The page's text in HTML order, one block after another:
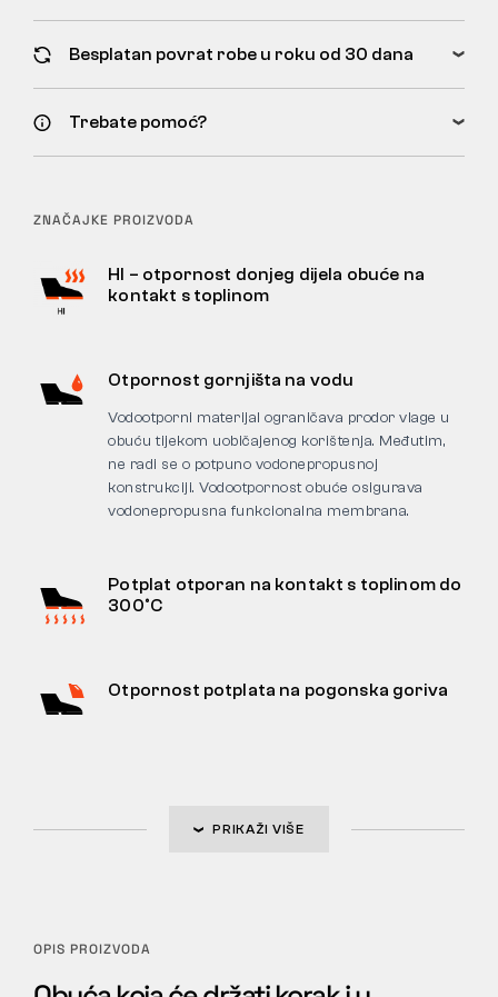
Besplatan povrat robe u roku od 30 dana
Trebate pomoć?
ZNAČAJKE PROIZVODA
HI – otpornost donjeg dijela obuće na
kontakt s toplinom
Otpornost gornjišta na vodu
Vodootporni materijal ograničava prodor vlage u
obuću tijekom uobičajenog korištenja. Međutim,
ne radi se o potpuno vodonepropusnoj
konstrukciji. Vodootpornost obuće osigurava
vodonepropusna funkcionalna membrana.
Potplat otporan na kontakt s toplinom do
300°C
Otpornost potplata na pogonska goriva
PRIKAŽI VIŠE
OPIS PROIZVODA